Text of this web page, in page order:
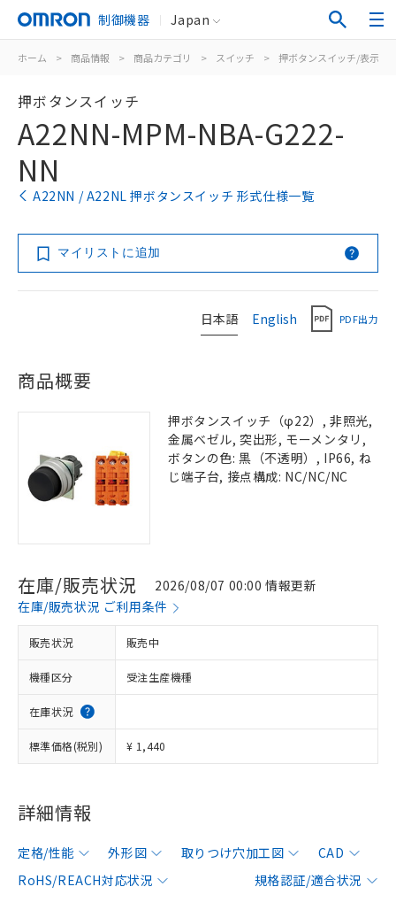
制御機器 Japan
ホーム > 商品情報 > 商品カテゴリ > スイッチ > 押ボタンスイッチ/表示灯
押ボタンスイッチ
A22NN-MPM-NBA-G222-
NN
A22NN / A22NL 押ボタンスイッチ 形式仕様一覧
マイリストに追加
日本語 English PDF出力
商品概要
押ボタンスイッチ（φ22）, 非照光,
金属ベゼル, 突出形, モーメンタリ,
ボタンの色: 黒（不透明）, IP66, ね
じ端子台, 接点構成: NC/NC/NC
在庫/販売状況
2026/08/07 00:00 情報更新
在庫/販売状況 ご利用条件
販売状況 販売中
機種区分 受注生産機種
在庫状況
標準価格(税別) ¥ 1,440
詳細情報
定格/性能 外形図 取りつけ穴加工図
CAD
RoHS/REACH対応状況
規格認証/適合状況